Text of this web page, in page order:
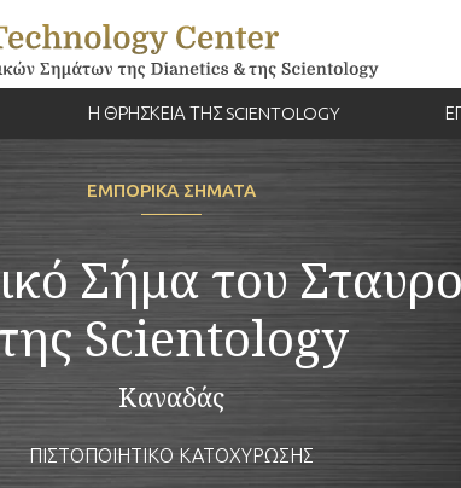
Η ΘΡΗΣΚΕΙΑ ΤΗΣ SCIENTOLOGY
ΕΜΠΟΡΙΚΑ ΣΗΜΑΤΑ
Σήμα του
Scientology
Καναδάς
ΠΙΣΤΟΠΟΙΗΤΙΚΟ ΚΑΤΟΧΥΡΩΣΗΣ